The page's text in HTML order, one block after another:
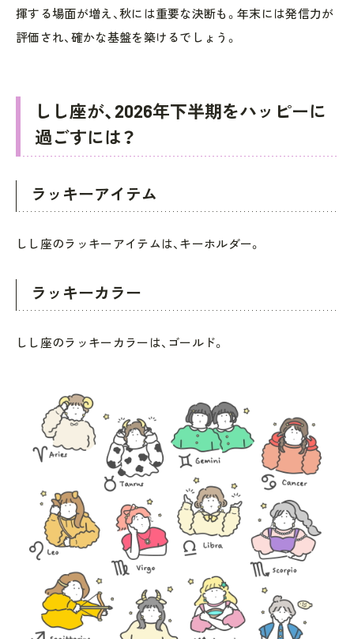
揮する場面が増え、秋には重要な決断も。年末には発信力が
評価され、確かな基盤を築けるでしょう。
しし座が、2026年下半期をハッピーに
過ごすには？
ラッキーアイテム
しし座のラッキーアイテムは、キーホルダー。
ラッキーカラー
しし座のラッキーカラーは、ゴールド。